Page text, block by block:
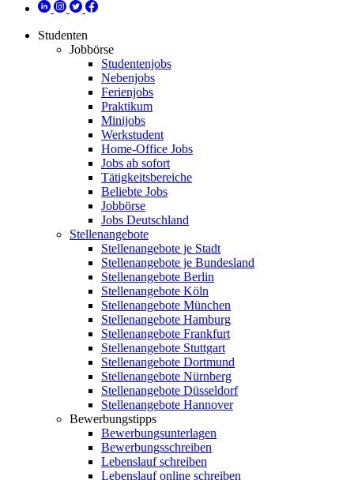
Studenten
Jobbörse
Studentenjobs
Nebenjobs
Ferienjobs
Praktikum
Minijobs
Werkstudent
Home-Office Jobs
Jobs ab sofort
Tätigkeitsbereiche
Beliebte Jobs
Jobbörse
Jobs Deutschland
Stellenangebote
Stellenangebote je Stadt
Stellenangebote je Bundesland
Stellenangebote Berlin
Stellenangebote Köln
Stellenangebote München
Stellenangebote Hamburg
Stellenangebote Frankfurt
Stellenangebote Stuttgart
Stellenangebote Dortmund
Stellenangebote Nürnberg
Stellenangebote Düsseldorf
Stellenangebote Hannover
Bewerbungstipps
Bewerbungsunterlagen
Bewerbungsschreiben
Lebenslauf schreiben
Lebenslauf online schreiben